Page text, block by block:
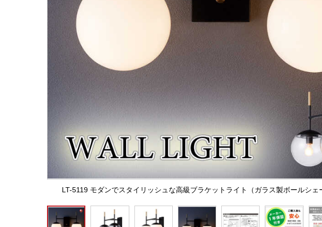
LT-5119 モダンでスタイリッシュな高級ブラケットライト（ガラス製ボールシェ